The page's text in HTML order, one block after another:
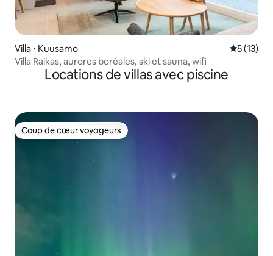
Villa ⋅ Kuusamo
5 (13)
Villa Raikas, aurores boréales, ski et sauna, wifi
Locations de villas avec piscine
Coup de cœur voyageurs
Coup de cœur voyageurs